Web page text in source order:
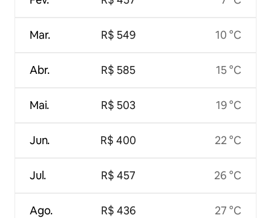
Mar.
Abr.
Mai.
Jun.
Jul.
Ago.
R$ 549
R$ 585
R$ 503
R$ 400
R$ 457
R$ 436
10 °C
15 °C
19 °C
22 °C
26 °C
27 °C